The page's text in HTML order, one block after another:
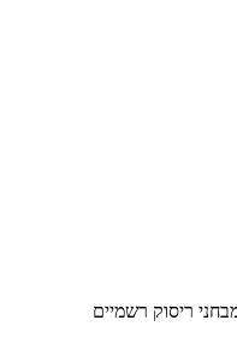
ריסוק רשמיים